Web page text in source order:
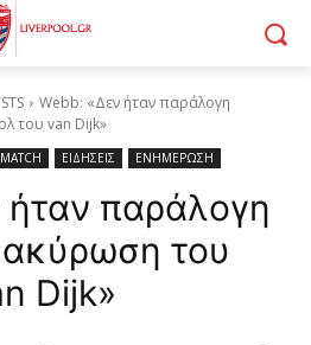
Webb: «Δεν ήταν παράλογη
του van Dijk»
ΕΙΔΗΣΕΙΣ ΕΝΗΜΕΡΩΣΗ
παράλογη
του
Dijk»